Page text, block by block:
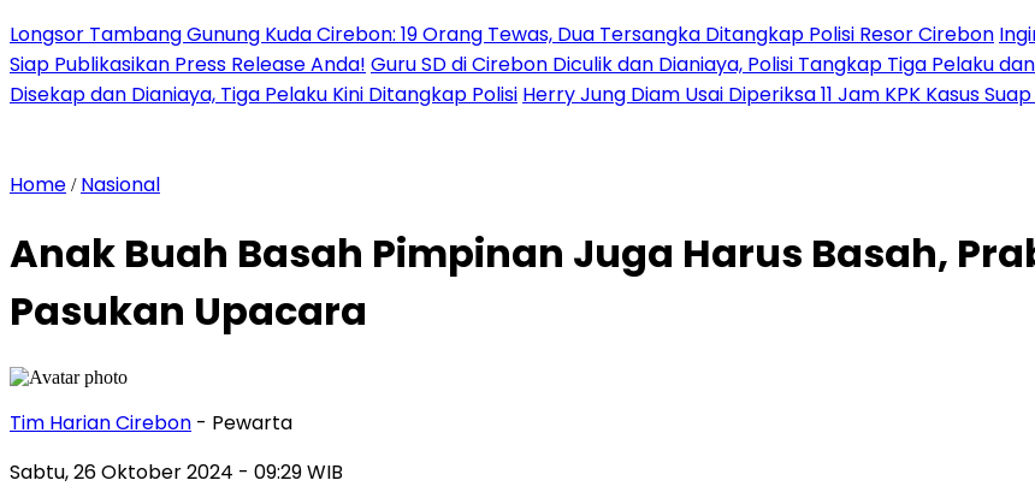
Longsor Tambang Gunung Kuda Cirebon: 19 Orang Tewas, Dua Tersangka Ditangkap Polisi Resor Cirebon
Siap Publikasikan Press Release Anda! Guru SD di Cirebon Diculik dan Dianiaya, Polisi Tangkap Tiga Pelaku
Disekap dan Dianiaya, Tiga Pelaku Kini Ditangkap Polisi Herry Jung Diam Usai Diperiksa 11 Jam KPK Kasus
Home / Nasional
Anak Buah Basah Pimpinan Juga Harus Basah,
Pasukan Upacara
Tim Harian Cirebon - Pewarta
Sabtu, 26 Oktober 2024 - 09:29 WIB